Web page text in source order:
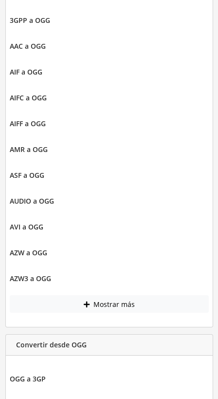
3GPP a OGG
AAC a OGG
AIF a OGG
AIFC a OGG
AIFF a OGG
AMR a OGG
ASF a OGG
AUDIO a OGG
AVI a OGG
AZW a OGG
AZW3 a OGG
Mostrar más
Convertir desde OGG
OGG a 3GP